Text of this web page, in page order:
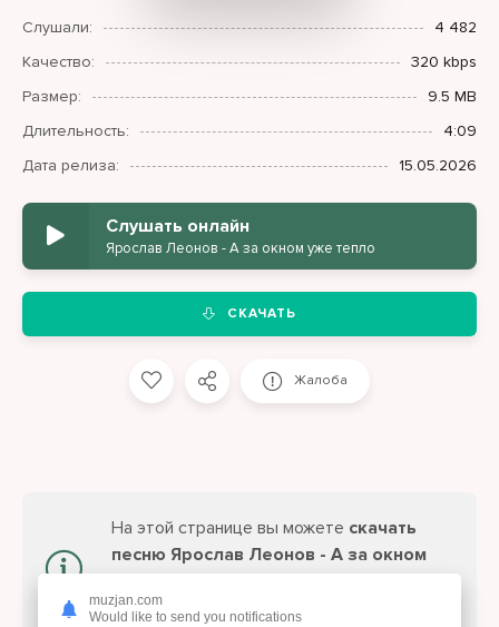
Слушали:
4 482
Качество:
320 kbps
Размер:
9.5 MB
Длительность:
4:09
Дата релиза:
15.05.2026
Слушать онлайн
Ярослав Леонов - А за окном уже тепло
СКАЧАТЬ
Жалоба
На этой странице вы можете скачать
песню Ярослав Леонов - А за окном
бесплатно.
muzjan.com
Would like to send you notifications